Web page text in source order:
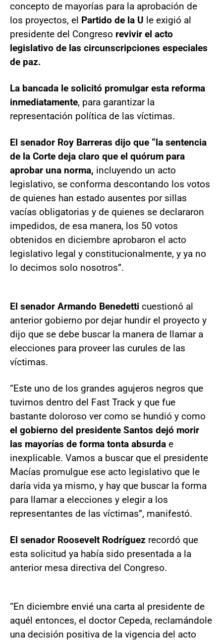
concepto de mayorías para la aprobación de
los proyectos, el Partido de la U le exigió al
presidente del Congreso revivir el acto
legislativo de las circunscripciones especiales
de paz.
La bancada le solicitó promulgar esta reforma
inmediatamente, para garantizar la
representación política de las víctimas.
El senador Roy Barreras dijo que “la sentencia
de la Corte deja claro que el quórum para
aprobar una norma, incluyendo un acto
legislativo, se conforma descontando los votos
de quienes han estado ausentes por sillas
vacías obligatorias y de quienes se declararon
impedidos, de esa manera, los 50 votos
obtenidos en diciembre aprobaron el acto
legislativo legal y constitucionalmente, y ya no
lo decimos solo nosotros”.
El senador Armando Benedetti cuestionó al
anterior gobierno por dejar hundir el proyecto y
dijo que se debe buscar la manera de llamar a
elecciones para proveer las curules de las
víctimas.
“Este uno de los grandes agujeros negros que
tuvimos dentro del Fast Track y que fue
bastante doloroso ver como se hundió y como
el gobierno del presidente Santos dejó morir
las mayorías de forma tonta absurda e
inexplicable. Vamos a buscar que el presidente
Macías promulgue ese acto legislativo que le
daría vida ya mismo, y hay que buscar la forma
para llamar a elecciones y elegir a los
representantes de las víctimas”, manifestó.
El senador Roosevelt Rodríguez recordó que
esta solicitud ya había sido presentada a la
anterior mesa directiva del Congreso.
“En diciembre envié una carta al presidente de
aquél entonces, el doctor Cepeda, reclamándole
una decisión positiva de la vigencia del acto